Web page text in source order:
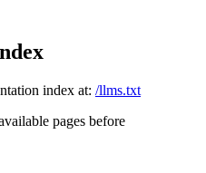
index at: /llms.txt
pages before